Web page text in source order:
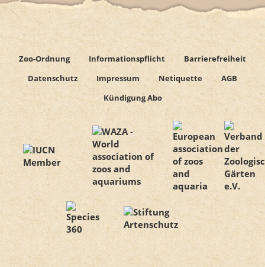
Zoo-Ordnung Informationspflicht
Barrierefreiheit
Datenschutz
Impressum Netiquette
AGB
Kündigung Abo